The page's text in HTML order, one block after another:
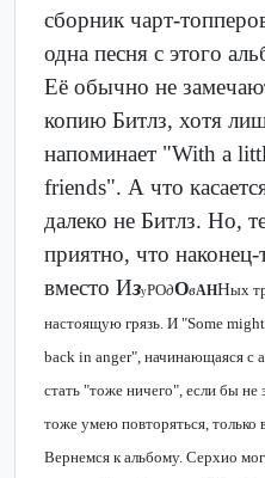
сборник чарт-
одна песня с этого
Её обычно не
копию Битлз, хотя
напоминает "With a
friends". А что
далеко не Битлз. Но,
приятно, что
вместо ИзуРОдОвАННых
настоящую грязь. И "Some
back in anger", начинающаяся с
стать "тоже ничего", если бы
тоже умею повторяться, только
Вернемся к альбому. Серхио